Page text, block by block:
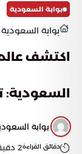
بوابة السعودية
بوابة السعودية
اكتشف
السعودية:
بوابة
دقائق القراءة2